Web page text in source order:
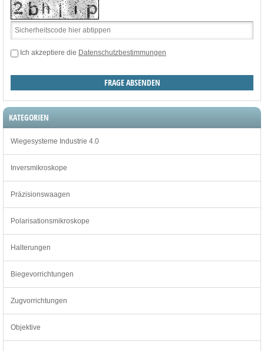
Ich akzeptiere die Datenschutzbestimmungen
KATEGORIEN
Wiegesysteme Industrie 4.0
Inversmikroskope
Präzisionswaagen
Polarisationsmikroskope
Halterungen
Biegevorrichtungen
Zugvorrichtungen
Objektive